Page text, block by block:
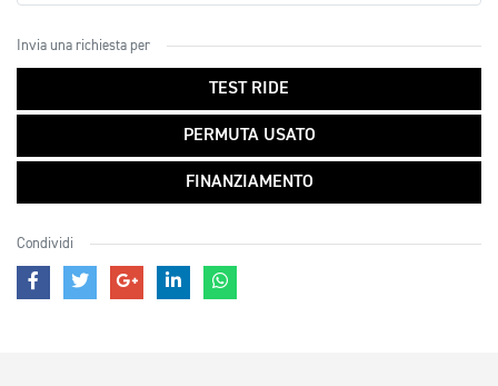
Invia una richiesta per
TEST RIDE
PERMUTA USATO
FINANZIAMENTO
Condividi